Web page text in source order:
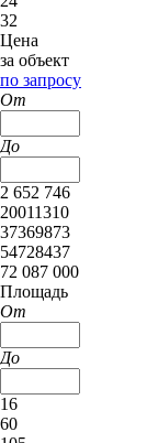
32
Цена
за объект
по запросу
От
До
2 652 746
20011310
37369873
54728437
72 087 000
Площадь
От
До
16
60